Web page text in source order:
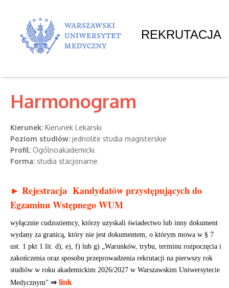
REKRUTACJA
Harmonogram
Kierunek: Kierunek Lekarski
Poziom studiów: jednolite studia magisterskie
Profil: Ogólnoakademicki
Forma: studia stacjonarne
► Rejestracja Kandydatów przystępujących do
Egzaminu Wstępnego WUM
wyłącznie cudzoziemcy, którzy uzyskali świadectwo lub inny dokument
wydany za granicą, który nie jest dokumentem, o którym mowa w § 7
ust. 1 pkt 1 lit. d), e), f) lub g) „Warunków, trybu, terminu rozpoczęcia i
zakończenia oraz sposobu przeprowadzenia rekrutacji na pierwszy rok
studiów w roku akademickim 2026/2027 w Warszawskim Uniwersytecie
Medycznym" ⇒ link